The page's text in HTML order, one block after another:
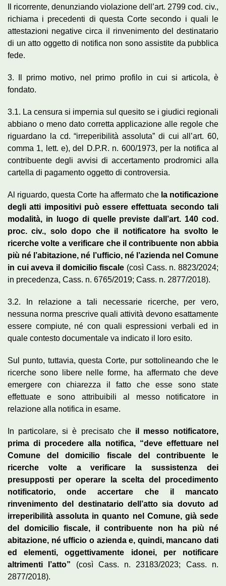
Il ricorrente, denunziando violazione dell’art. 2799 cod. civ.,
richiama i precedenti di questa Corte secondo i quali le
attestazioni negative circa il rinvenimento del destinatario
di un atto oggetto di notifica non sono assistite da pubblica
fede.
3. Il primo motivo, nel primo profilo in cui si articola, è
fondato.
3.1. La censura si impernia sul quesito se i giudici regionali
abbiano o meno dato corretta applicazione alle regole che
riguardano la cd. “irreperibilità assoluta” di cui all’art. 60,
comma 1, lett. e), del D.P.R. n. 600/1973, per la notifica al
contribuente degli avvisi di accertamento prodromici alla
cartella di pagamento oggetto di controversia.
Al riguardo, questa Corte ha affermato chela notificazione
degli atti impositivi può essere effettuata secondo tali
modalità, in luogo di quelle previste dall’art. 140 cod.
proc. civ., solo dopo che il notificatore ha svolto le
ricerche volte a verificare che il contribuente non abbia
più né l’abitazione, né l’ufficio, né l’azienda nel Comune
in cui aveva il domicilio fiscale (così Cass. n. 8823/2024;
in precedenza, Cass. n. 6765/2019; Cass. n. 2877/2018).
3.2. In relazione a tali necessarie ricerche, per vero,
nessuna norma prescrive quali attività devono esattamente
essere compiute, né con quali espressioni verbali ed in
quale contesto documentale va indicato il loro esito.
Sul punto, tuttavia, questa Corte, pur sottolineando che le
ricerche sono libere nelle forme, ha affermato che deve
emergere con chiarezza il fatto che esse sono state
effettuate e sono attribuibili al messo notificatore in
relazione alla notifica in esame.
In particolare, si è precisato cheil messo notificatore,
prima di procedere alla notifica, “deve effettuare nel
Comune del domicilio fiscale del contribuente le
ricerche volte a verificare la sussistenza dei
presupposti per operare la scelta del procedimento
notificatorio, onde accertare che il mancato
rinvenimento del destinatario dell’atto sia dovuto ad
irreperibilità assoluta in quanto nel Comune, già sede
del domicilio fiscale, il contribuente non ha più né
abitazione, né ufficio o azienda e, quindi, mancano dati
ed elementi, oggettivamente idonei, per notificare
altrimenti l’atto” (così Cass. n. 23183/2023; Cass. n.
2877/2018).